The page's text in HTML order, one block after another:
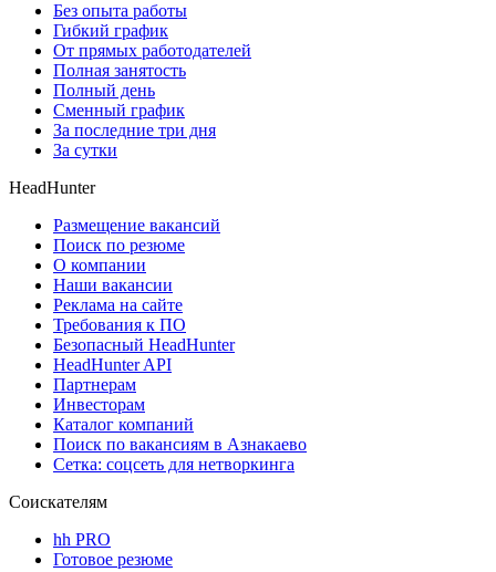
Без опыта работы
Гибкий график
От прямых работодателей
Полная занятость
Полный день
Сменный график
За последние три дня
За сутки
HeadHunter
Размещение вакансий
Поиск по резюме
О компании
Наши вакансии
Реклама на сайте
Требования к ПО
Безопасный HeadHunter
HeadHunter API
Партнерам
Инвесторам
Каталог компаний
Поиск по вакансиям в Азнакаево
Сетка: соцсеть для нетворкинга
Соискателям
hh PRO
Готовое резюме